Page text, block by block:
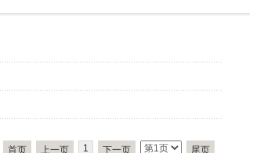
首页 上一页 1 下一页 尾页